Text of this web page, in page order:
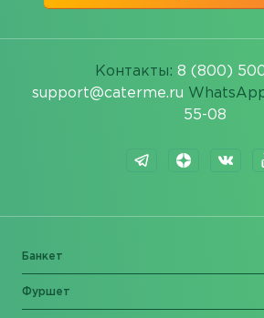
Контакты: 8 (800)
support@caterme.ru
55-08
Банкет
Фуршет